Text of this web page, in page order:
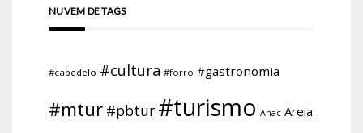
NUVEM DE TAGS
#cabedelo #cultura #forro #gastronomia
#mtur #pbtur #turismo Anac Areia